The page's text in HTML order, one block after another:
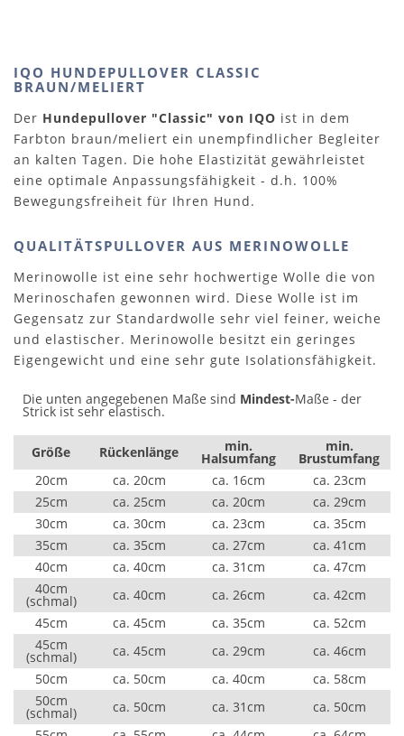
IQO HUNDEPULLOVER CLASSIC
BRAUN/MELIERT
Der Hundepullover "Classic" von IQO ist in dem
Farbton braun/meliert ein unempfindlicher Begleiter
an kalten Tagen. Die hohe Elastizität gewährleistet
eine optimale Anpassungsfähigkeit - d.h. 100%
Bewegungsfreiheit für Ihren Hund.
QUALITÄTSPULLOVER AUS MERINOWOLLE
Merinowolle ist eine sehr hochwertige Wolle die von
Merinoschafen gewonnen wird. Diese Wolle ist im
Gegensatz zur Standardwolle sehr viel feiner, weiche
und elastischer. Merinowolle besitzt ein geringes
Eigengewicht und eine sehr gute Isolationsfähigkeit.
Die unten angegebenen Maße sind Mindest-Maße - der
Strick ist sehr elastisch.
Größe Rückenlänge min.
Halsumfang
min.
Brustumfang
20cm
ca. 20cm ca. 16cm
ca. 23cm
25cm
ca. 25cm ca. 20cm
ca. 29cm
30cm
ca. 30cm ca. 23cm
ca. 35cm
35cm
ca. 35cm ca. 27cm
ca. 41cm
40cm
ca. 40cm ca. 31cm
ca. 47cm
40cm
(schmal) ca. 40cm ca. 26cm
ca. 42cm
45cm
ca. 45cm ca. 35cm
ca. 52cm
45cm
(schmal) ca. 45cm ca. 29cm
ca. 46cm
50cm
ca. 50cm ca. 40cm
ca. 58cm
50cm
(schmal) ca. 50cm ca. 31cm
ca. 50cm